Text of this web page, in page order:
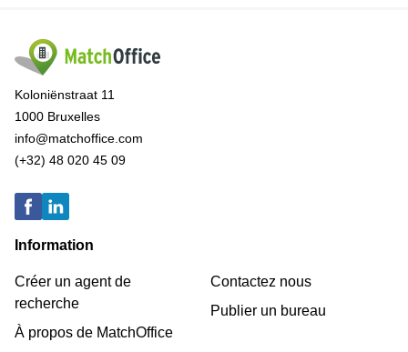
Koloniënstraat 11
1000 Bruxelles
info@matchoffice.com
(+32) 48 020 45 09
Information
Créer un agent de
recherche
À propos de MatchOffice
Contactez nous
Publier un bureau